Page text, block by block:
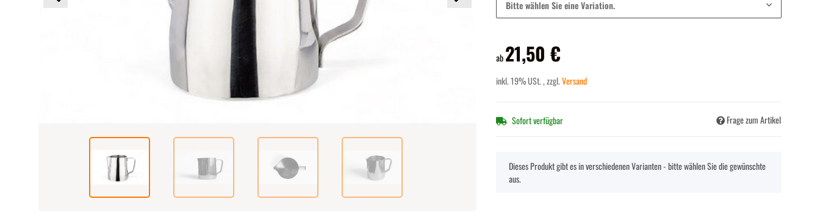
Bitte wählen Sie eine Variation.
ab21,50 €
inkl. 19% USt. , zzgl.Versand
Sofort verfügbar Frage zum Artikel
xDieses Produkt gibt es in verschiedenen Varianten - bitte wählen Sie die gewünschte
aus.